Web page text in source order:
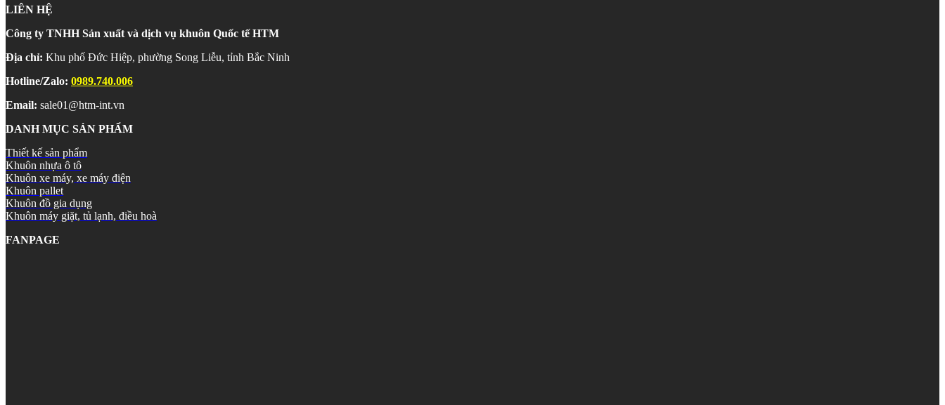
LIÊN HỆ
Công ty TNHH Sản xuất và dịch vụ khuôn Quốc tế HTM
Địa chỉ: Khu phố Đức Hiệp, phường Song Liễu, tỉnh Bắc Ninh
Hotline/Zalo: 0989.740.006
Email: sale01@htm-int.vn
DANH MỤC SẢN PHẨM
Thiết kế sản phẩm
Khuôn nhựa ô tô
Khuôn xe máy, xe máy điện
Khuôn pallet
Khuôn đồ gia dụng
Khuôn máy giặt, tủ lạnh, điều hoà
FANPAGE